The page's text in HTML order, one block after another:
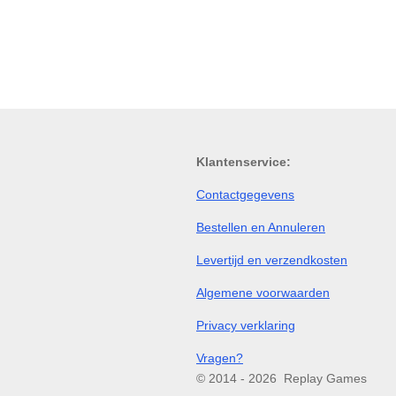
Klantenservice:
Contactgegevens
Bestellen en Annuleren
Levertijd en verzendkosten
Algemene voorwaarden
Privacy verklaring
Vragen?
© 2014 - 2026 Replay Games